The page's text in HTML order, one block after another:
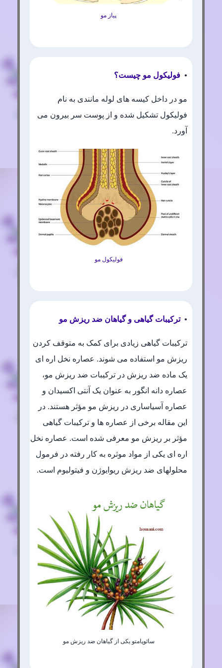
پیاز مو
• فولیکول مو چیست؟
مو در داخل کیسه های لوله مانندی به نام
فولیکول تشکیل شده و از پوست سر بیرون می
آورد.
فولیکول مو
•ترکیبات گیاهی و گیاهان ضد ریزش مو
ترکیبات گیاهی زیادی برای کمک به متوقف کردن
ریزش مو استفاده می شوند. عصاره نخل اره ای
یک ماده ضد ریزش در ترکیبات ضد ریزش مو،
عصاره دانه انگور به عنوان یک آنتی اکسیدان و
عصاره آسیاساری در ریزش مو مؤثر هستند. در
این مقاله برخی از عصاره ها و ترکیبات گیاهی
مؤثر بر ریزش مو معرفی شده است. عصاره نخل
اره ای یکی از مواد موثره به کار رفته در فرمول
محلولهای ضد ریزش ریوایوژن و فیتولیوم است.
سائوپامتو یکی از گیاهان ضد ریزش مو